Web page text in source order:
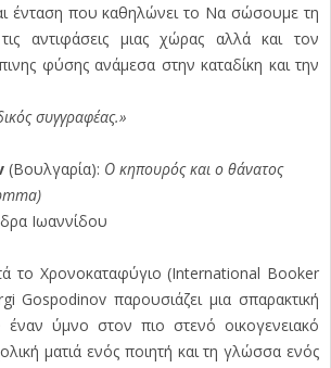
ένταση που καθηλώνει το Να σώσουμε τη
τις αντιφάσεις μιας χώρας αλλά και τον
φύσης ανάμεσα στην καταδίκη και την
συγγραφέας.»
(Βουλγαρία): Ο κηπουρός και ο θάνατος
Ιωαννίδου
το Χρονοκαταφύγιο (International Booker
Gospodinov παρουσιάζει μια σπαρακτική
έναν ύμνο στον πιο στενό οικογενειακό
ματιά ενός ποιητή και τη γλώσσα ενός